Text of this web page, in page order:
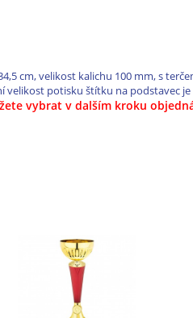
cm, velikost kalichu 100 mm, s
potisku štítku na podstavec je
vybrat v dalším kroku